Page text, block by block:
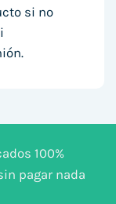
si no
100%
pagar nada